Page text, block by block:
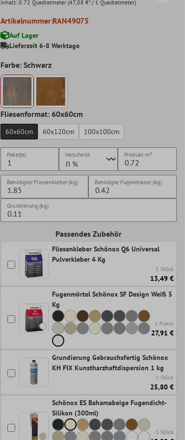
Inhalt: 0.72 Quadratmeter (47,08 €* / 1 Quadratmeter)
Artikelnummer:RAN49075
Auf Lager
Lieferzeit 6-8 Werktage
Farbe: Schwarz
Fliesenformat: 60x60cm
60x60cm 60x120cm 100x100cm
Paket(e) Verschnitt Produkt m²
Benötigter Fliesenkleber (kg) Benötigte Fugenmasse (kg)
Grundierung (kg)
Passendes Zubehör
Fliesenkleber Schönox Q6 Universal
Pulverkleber 4 Kg
1 Stück
13,49 €
Fugenmörtel Schönox SF Design Weiß 5
Kg
1 Paket
27,91 €
Grundierung Gebrauchsfertig Schönox
KH FIX Kunstharzhaftdispersion 1 kg
1 Stück
25,80 €
Schönox ES Bahamabeige Fugendicht-
Silikon (300ml)
1 Stück